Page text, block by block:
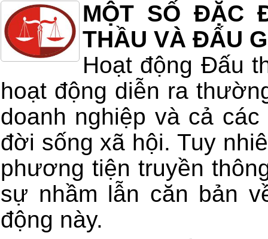
MỘT SỐ ĐẶC
THẦU VÀ ĐẤU
Hoạt động Đấu
hoạt động diễn ra
doanh nghiệp và cả
đời sống xã hội. Tuy
phương tiện truyền
sự nhầm lẫn căn bản
động này.